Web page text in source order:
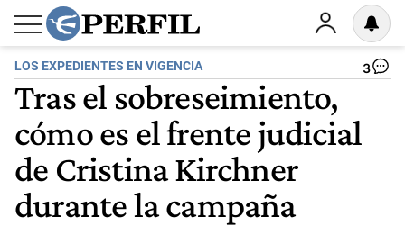
LOS EXPEDIENTES EN VIGENCIA 3
Tras el sobreseimiento,
cómo es el frente judicial
de Cristina Kirchner
durante la campaña